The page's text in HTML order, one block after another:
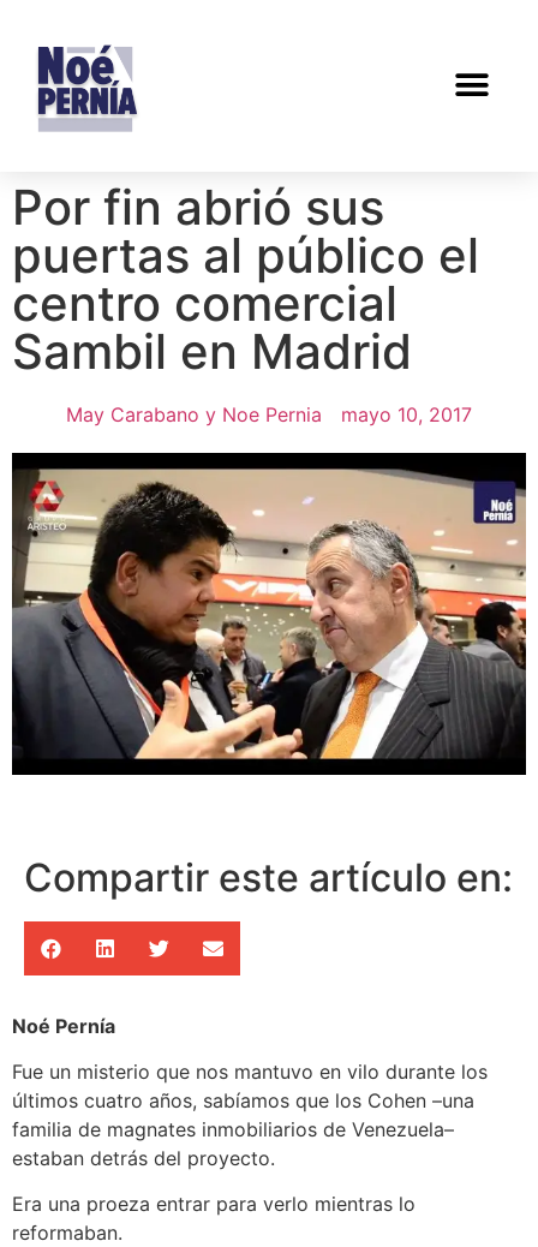
Por fin abrió sus
puertas al público el
centro comercial
Sambil en Madrid
May Carabano y Noe Pernia mayo 10, 2017
Compartir este artículo en:
Noé Pernía
Fue un misterio que nos mantuvo en vilo durante los
últimos cuatro años, sabíamos que los Cohen –una
familia de magnates inmobiliarios de Venezuela–
estaban detrás del proyecto.
Era una proeza entrar para verlo mientras lo
reformaban.